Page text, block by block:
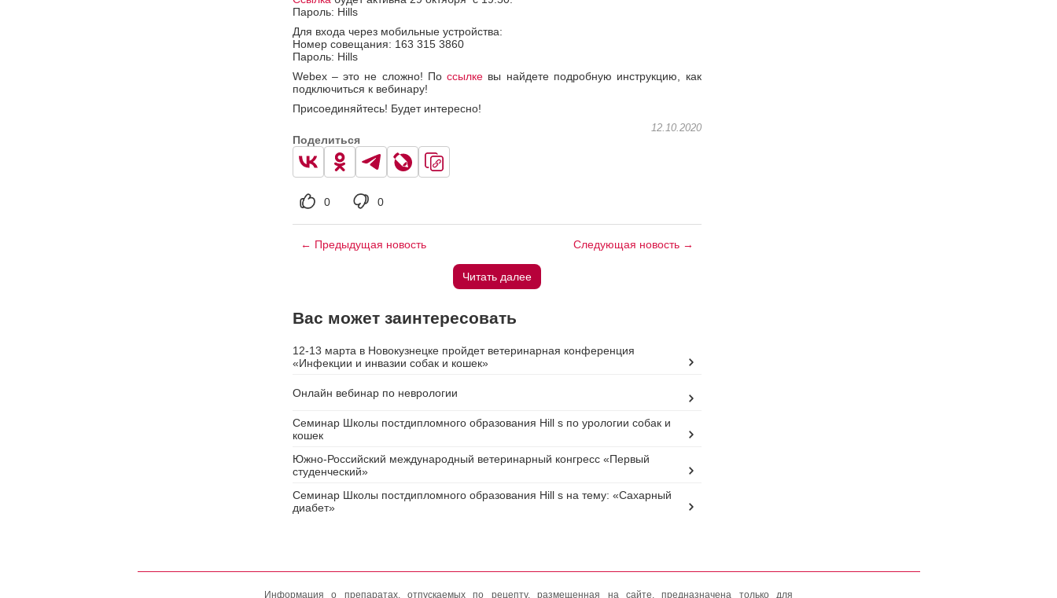
Пароль: Hills
Для входа через мобильные устройства:
Номер совещания: 163 315 3860
Пароль: Hills
Webex – это не сложно! Поссылке вы найдете подробную инструкцию, как
подключиться к вебинару!
Присоединяйтесь! Будет интересно!
12.10.2020
Поделиться
0 0
← Предыдущая новость Следующая новость →
Читать далее
Вас может заинтересовать
12-13 марта в Новокузнецке пройдет ветеринарная конференция
«Инфекции и инвазии собак и кошек»
Онлайн вебинар по неврологии
Семинар Школы постдипломного образования Hill s по урологии собак и
кошек
Южно-Российский международный ветеринарный конгресс «Первый
студенческий»
Семинар Школы постдипломного образования Hill s на тему: «Сахарный
диабет»
Информация о препаратах, отпускаемых по рецепту, размещенная на сайте, предназначена только для